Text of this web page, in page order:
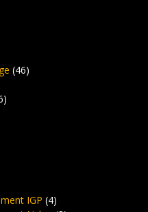
(46)
IGP (4)